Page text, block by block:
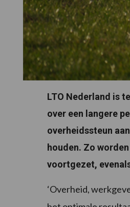
LTO Nederland is
over een langere
overheidssteun
houden. Zo
voortgezet,
‘Overheid,